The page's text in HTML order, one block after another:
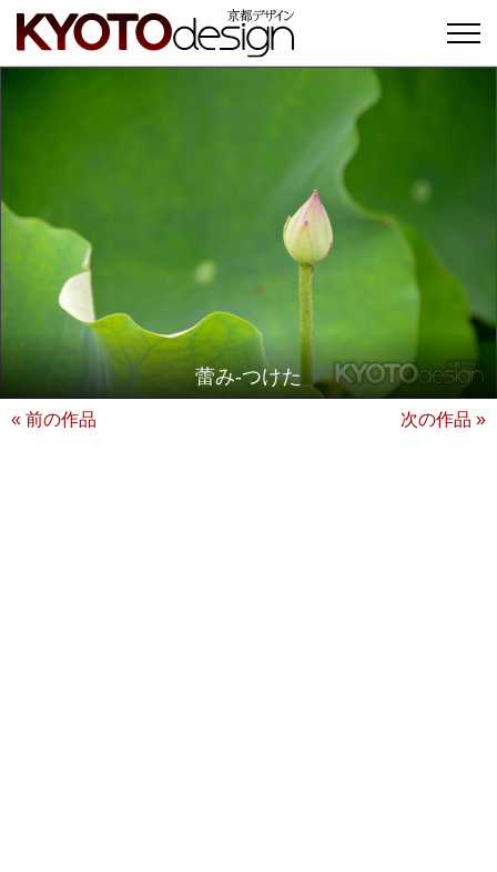
蕾み-つけた
« 前の作品 次の作品 »